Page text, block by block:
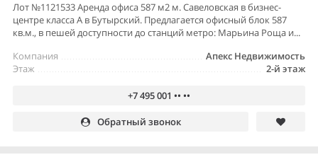
Лот №1121533 Аренда офиса 587 м2 м. Савеловская в бизнес-
центре класса А в Бутырский. Предлагается офисный блок 587
кв.м., в пешей доступности до станций метро: Марьина Роща и...
Апекс Недвижимость
Компания
2-й этаж
Этаж
+7 495 001 •• ••
Обратный звонок